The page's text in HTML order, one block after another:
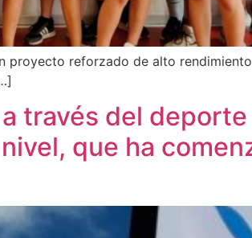
reforzado de alto rendimiento
través del
que ha